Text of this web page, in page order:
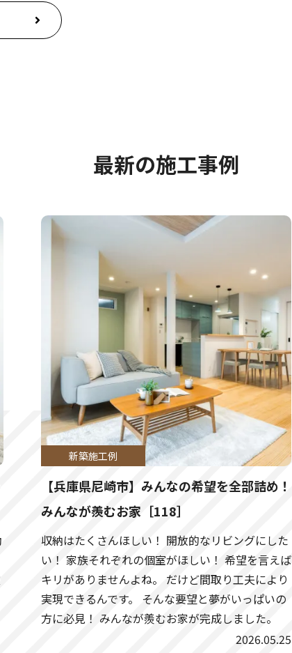
尼崎市にてお引き渡しいたしました。
富田林市にてお引き渡しいたしました。
東大阪市にてお引き渡しいたしました。
富田林市にてお引き渡しいたしました。
堺市にてお引き渡しいたしました。
川西市にてお引き渡しいたしました。
伏見区にてお引き渡しいたしました。
東住吉区にてお引き渡しいたしました。
八尾市にてお引き渡しいたしました。
木津川市にてお引き渡しいたしました。
宇治市にてお引き渡しいたしました。
最新の施工事例
新築施工例
【兵庫県尼崎市】みんなの希望を全部詰め！
みんなが羨むお家［118］
収納はたくさんほしい！ 開放的なリビングにした
い！ 家族それぞれの個室がほしい！ 希望を言えば
キリがありませんよね。 だけど間取り工夫により
実現できるんです。 そんな要望と夢がいっぱいの
方に必見！ みんなが羨むお家が完成しました。
2026.05.25